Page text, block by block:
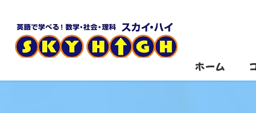
ホーム